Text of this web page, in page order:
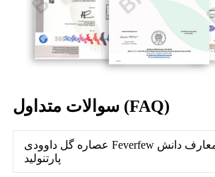
سوالات متداول (FAQ)
عصاره گل داوودی Feverfew دایره المعارف دانش
پارتنولید